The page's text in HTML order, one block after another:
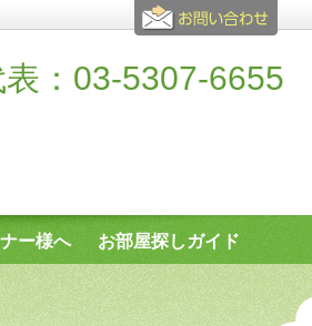
：03-5307-6655
ー様へ お部屋探しガイド